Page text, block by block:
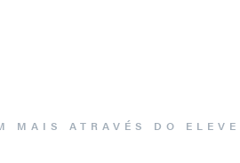
MAIS ATRAVÉS DO ELEVE